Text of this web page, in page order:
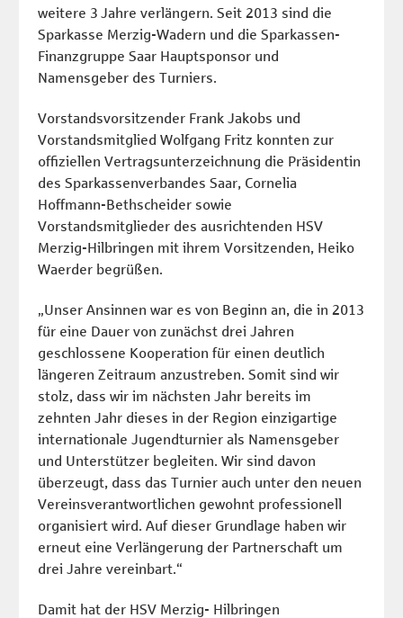
weitere 3 Jahre verlängern. Seit 2013 sind die
Sparkasse Merzig-Wadern und die Sparkassen-
Finanzgruppe Saar Hauptsponsor und
Namensgeber des Turniers.
Vorstandsvorsitzender Frank Jakobs und
Vorstandsmitglied Wolfgang Fritz konnten zur
offiziellen Vertragsunterzeichnung die Präsidentin
des Sparkassenverbandes Saar, Cornelia
Hoffmann-Bethscheider sowie
Vorstandsmitglieder des ausrichtenden HSV
Merzig-Hilbringen mit ihrem Vorsitzenden, Heiko
Waerder begrüßen.
„Unser Ansinnen war es von Beginn an, die in 2013
für eine Dauer von zunächst drei Jahren
geschlossene Kooperation für einen deutlich
längeren Zeitraum anzustreben. Somit sind wir
stolz, dass wir im nächsten Jahr bereits im
zehnten Jahr dieses in der Region einzigartige
internationale Jugendturnier als Namensgeber
und Unterstützer begleiten. Wir sind davon
überzeugt, dass das Turnier auch unter den neuen
Vereinsverantwortlichen gewohnt professionell
organisiert wird. Auf dieser Grundlage haben wir
erneut eine Verlängerung der Partnerschaft um
drei Jahre vereinbart.“
Damit hat der HSV Merzig- Hilbringen